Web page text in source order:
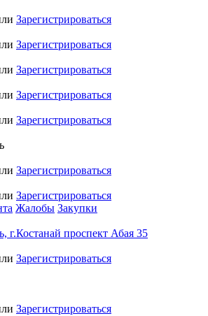
Зарегистрироваться
Зарегистрироваться
Зарегистрироваться
Зарегистрироваться
Зарегистрироваться
Зарегистрироваться
Зарегистрироваться
Жалобы Закупки
г.Костанай проспект Абая 35
Зарегистрироваться
Зарегистрироваться